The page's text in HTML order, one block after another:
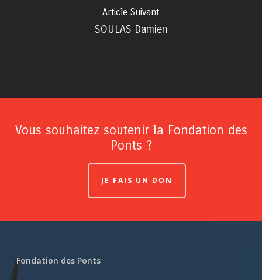
Article Suivant
SOULAS Damien
Vous souhaitez soutenir la Fondation des
Ponts ?
JE FAIS UN DON
Fondation des Ponts